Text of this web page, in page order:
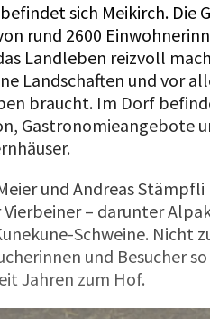
sich Meikirch. Die
rund 2600
Landleben reizvoll
Landschaften und vor
braucht. Im Dorf
Gastronomieangebote
und Andreas
– darunter
Schweine. Nicht
und Besucher
Jahren zum Hof.